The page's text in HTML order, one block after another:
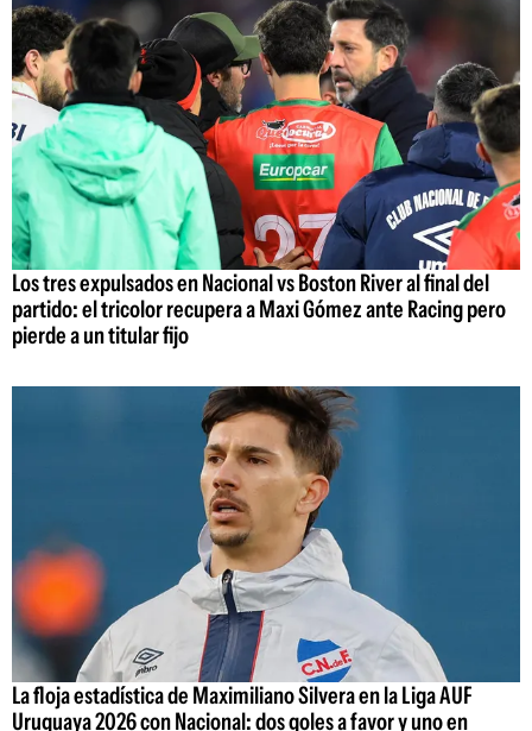
Los tres expulsados en Nacional vs Boston River al final del
partido: el tricolor recupera a Maxi Gómez ante Racing pero
pierde a un titular fijo
La floja estadística de Maximiliano Silvera en la Liga AUF
Uruguaya 2026 con Nacional: dos goles a favor y uno en